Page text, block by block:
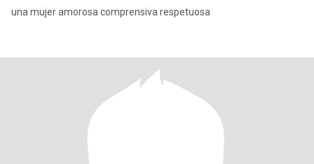
una mujer amorosa comprensiva respetuosa